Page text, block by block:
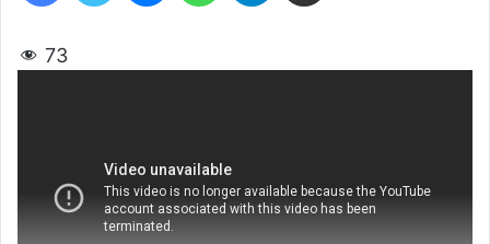
73